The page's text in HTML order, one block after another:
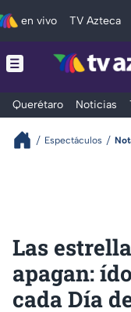
en vivo TV Azteca
Querétaro Noticias
Espectáculos
Las
apagan:
cada Día